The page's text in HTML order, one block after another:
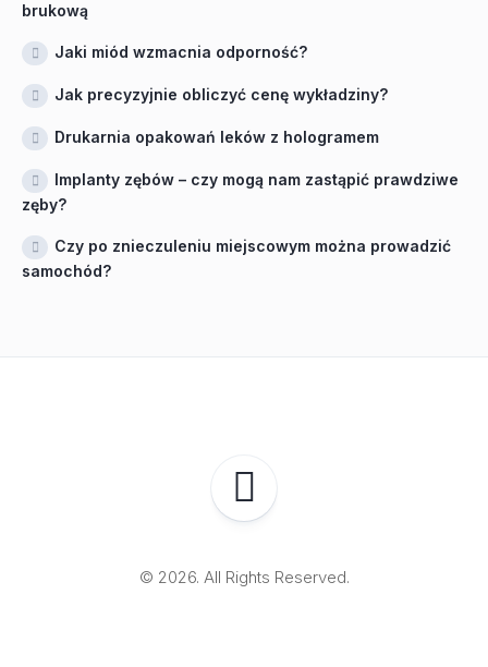
brukową
Jaki miód wzmacnia odporność?
Jak precyzyjnie obliczyć cenę wykładziny?
Drukarnia opakowań leków z hologramem
Implanty zębów – czy mogą nam zastąpić prawdziwe
zęby?
Czy po znieczuleniu miejscowym można prowadzić
samochód?
© 2026. All Rights Reserved.